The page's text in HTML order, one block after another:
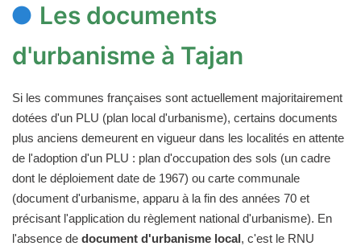
Les documents
d'urbanisme à Tajan
Si les communes françaises sont actuellement majoritairement
dotées d'un PLU (plan local d'urbanisme), certains documents
plus anciens demeurent en vigueur dans les localités en attente
de l'adoption d'un PLU : plan d'occupation des sols (un cadre
dont le déploiement date de 1967) ou carte communale
(document d'urbanisme, apparu à la fin des années 70 et
précisant l'application du règlement national d'urbanisme). En
l'absence de document d'urbanisme local, c'est le RNU